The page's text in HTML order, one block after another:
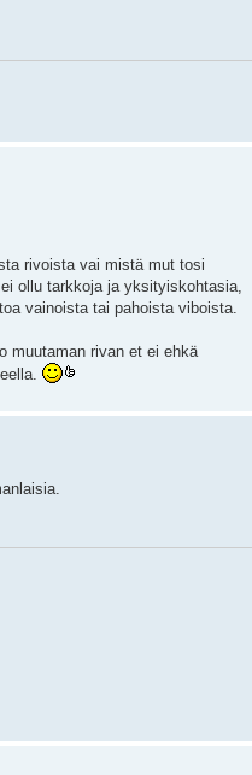
rivoista vai mistä mut tosi
ollu tarkkoja ja yksityiskohtasia,
vainoista tai pahoista viboista.
muutaman rivan et ei ehkä